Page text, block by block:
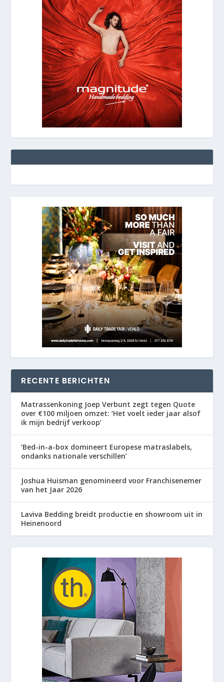
RECENTE BERICHTEN
Matrassenkoning Joep Verbunt zegt tegen Quote
over €100 miljoen omzet: ‘Het voelt ieder jaar alsof
ik mijn bedrijf verkoop’
‘Bed-in-a-box domineert Europese matraslabels,
ondanks nationale verschillen’
Joshua Huisman genomineerd voor Franchisenemer
van het Jaar 2026
Laviva Bedding breidt productie en showroom uit in
Heinenoord